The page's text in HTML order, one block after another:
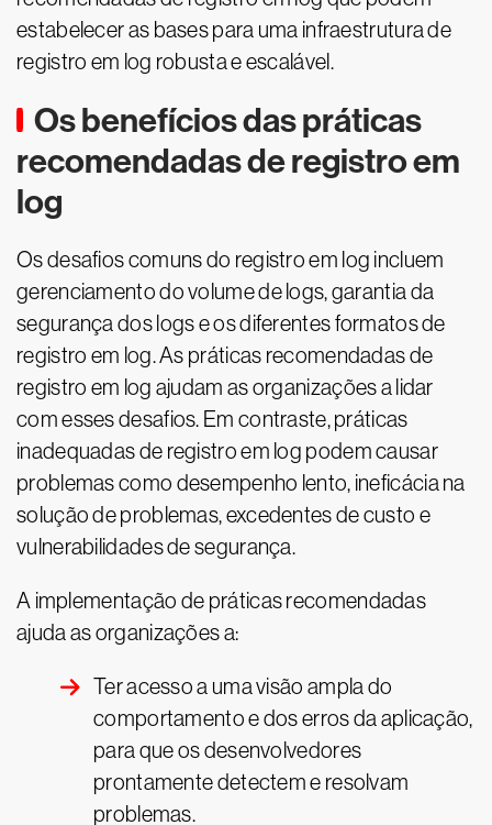
estabelecer as bases para uma infraestrutura de
registro em log robusta e escalável.
Os benefícios das práticas
recomendadas de registro em
log
Os desafios comuns do registro em log incluem
gerenciamento do volume de logs, garantia da
segurança dos logs e os diferentes formatos de
registro em log. As práticas recomendadas de
registro em log ajudam as organizações a lidar
com esses desafios. Em contraste, práticas
inadequadas de registro em log podem causar
problemas como desempenho lento, ineficácia na
solução de problemas, excedentes de custo e
vulnerabilidades de segurança.
A implementação de práticas recomendadas
ajuda as organizações a:
Ter acesso a uma visão ampla do
comportamento e dos erros da aplicação,
para que os desenvolvedores
prontamente detectem e resolvam
problemas.